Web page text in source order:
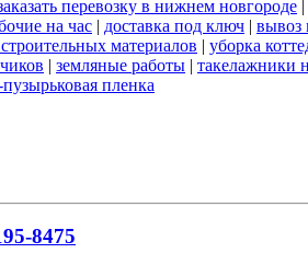
перевозку в нижнем новгороде |
на час | доставка под ключ | вывоз
материалов | уборка
| земляные работы | такелажники
пленка
8475